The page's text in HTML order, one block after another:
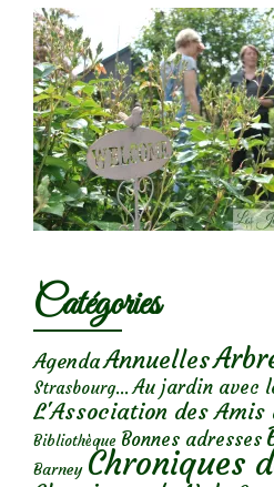
Catégories
AgendaAnnuelles
Strasbourg... Au jardin avec
L'Association des Amis
Bibliothèque Bonnes adresses
Barney Chroniques